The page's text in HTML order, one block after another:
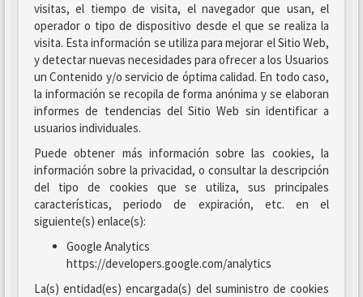
visitas, el tiempo de visita, el navegador que usan, el
operador o tipo de dispositivo desde el que se realiza la
visita. Esta información se utiliza para mejorar el Sitio Web,
y detectar nuevas necesidades para ofrecer a los Usuarios
un Contenido y/o servicio de óptima calidad. En todo caso,
la información se recopila de forma anónima y se elaboran
informes de tendencias del Sitio Web sin identificar a
usuarios individuales.
Puede obtener más información sobre las cookies, la
información sobre la privacidad, o consultar la descripción
del tipo de cookies que se utiliza, sus principales
características, periodo de expiración, etc. en el
siguiente(s) enlace(s):
Google Analytics
https://developers.google.com/analytics
La(s) entidad(es) encargada(s) del suministro de cookies